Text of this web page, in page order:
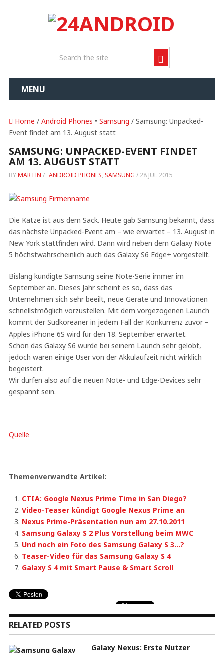
MENU
Home / Android Phones • Samsung / Samsung: Unpacked-
Event findet am 13. August statt
SAMSUNG: UNPACKED-EVENT FINDET
AM 13. AUGUST STATT
BYMARTIN / ANDROID PHONES, SAMSUNG / 28 JUL 2015
Die Katze ist aus dem Sack. Heute gab Samsung bekannt, dass
das nächste Unpacked-Event am – wie erwartet – 13. August in
New York stattfinden wird. Dann wird neben dem Galaxy Note
5 höchstwahrscheinlich auch das Galaxy S6 Edge+ vorgestellt.
Bislang kündigte Samsung seine Note-Serie immer im
September an. Dieses Jahr scheint es so, dass das
Unternehmen sich sehr beeilt, neue Geräte und Innovationen
schnellstmöglich vorzustellen. Mit dem vorgezogenen Launch
kommt der Südkoreaner in jedem Fall der Konkurrenz zuvor –
Apples iPhone 6S wird für den 18. September erwartet.
Schon das Galaxy S6 wurde bei seinem Launch sehr gelobt,
jedoch waren einige User von der Akkulaufzeit nicht wirklich
begeistert.
Wir dürfen also auf die neuen Note- und Edge-Devices sehr
gespannt sein.
Quelle
Themenverwandte Artikel:
CTIA: Google Nexus Prime Time in San Diego?
Video-Teaser kündigt Google Nexus Prime an
Nexus Prime-Präsentation nun am 27.10.2011
Samsung Galaxy S 2 Plus Vorstellung beim MWC
Und noch ein Foto des Samsung Galaxy S 3…?
Teaser-Video für das Samsung Galaxy S 4
Galaxy S 4 mit Smart Pause & Smart Scroll
RELATED POSTS
Galaxy Nexus: Erste Nutzer